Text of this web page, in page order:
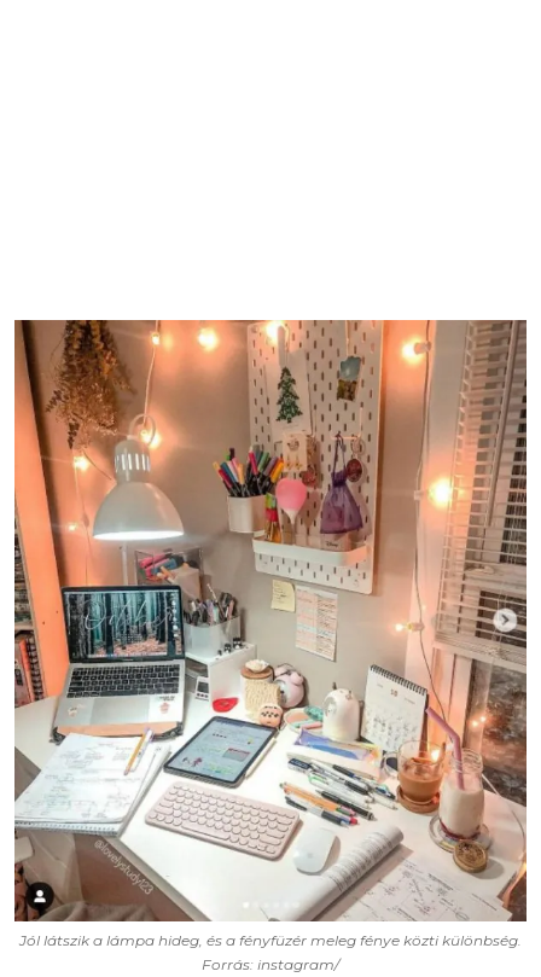
Jól látszik a lámpa hideg, és a fényfüzér meleg fénye közti különbség.
Forrás: instagram/